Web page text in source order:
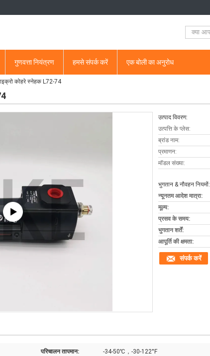
गुणवत्ता नियंत्रण हमसे संपर्क करें एक बोली का अनुरोध
कोहरे स्नेहक L72-74
उत्पाद विवरण:
उत्पत्ति के प्लेस:
ब्रांड नाम:
प्रमाणन:
मॉडल संख्या:
भुगतान & नौवहन नियमों:
न्यूनतम आदेश मात्रा:
मूल्य:
प्रसव के समय:
भुगतान शर्तें:
आपूर्ति की क्षमता:
संपर्क करें
परिचालन तापमान: -34-50℃，-30-122°F